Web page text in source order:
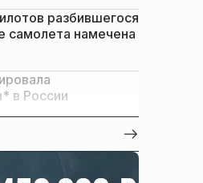
разбившегося
самолета намечена
в России